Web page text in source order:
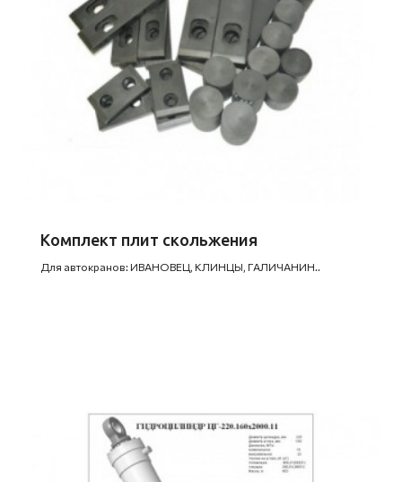
Комплект плит скольжения
Для автокранов: ИВАНОВЕЦ, КЛИНЦЫ, ГАЛИЧАНИН..